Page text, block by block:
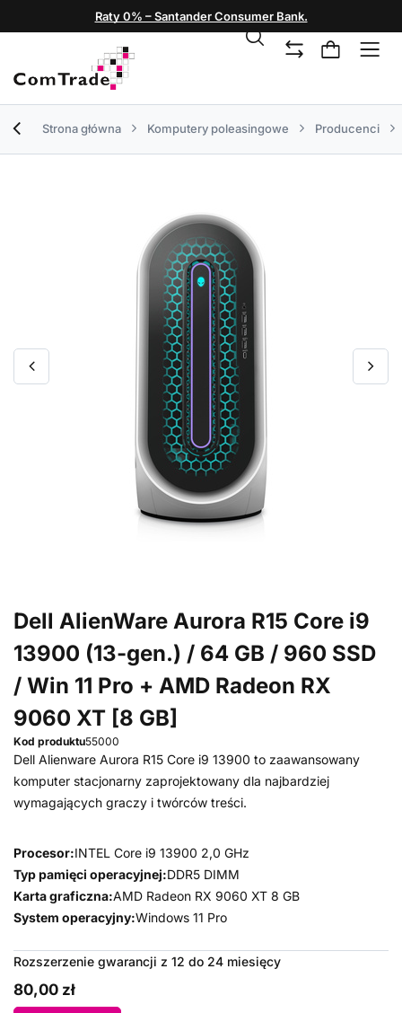
Raty 0% – Santander Consumer Bank.
Strona główna Komputery poleasingowe Producenci
Dell AlienWare Aurora R15 Core i9
13900 (13-gen.) / 64 GB / 960 SSD
/ Win 11 Pro + AMD Radeon RX
9060 XT [8 GB]
Kod produktu55000
Dell Alienware Aurora R15 Core i9 13900 to zaawansowany
komputer stacjonarny zaprojektowany dla najbardziej
wymagających graczy i twórców treści.
Procesor:INTEL Core i9 13900 2,0 GHz
Typ pamięci operacyjnej:DDR5 DIMM
Karta graficzna:AMD Radeon RX 9060 XT 8 GB
System operacyjny:Windows 11 Pro
Rozszerzenie gwarancji z 12 do 24 miesięcy
80,00 zł